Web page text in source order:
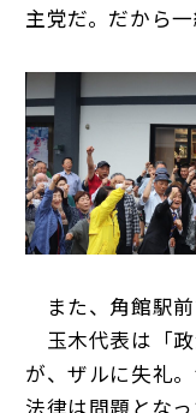
主党だ。だから
また、角館駅前
玉木代表は「政
が、ザルに失礼
法律は問題とな